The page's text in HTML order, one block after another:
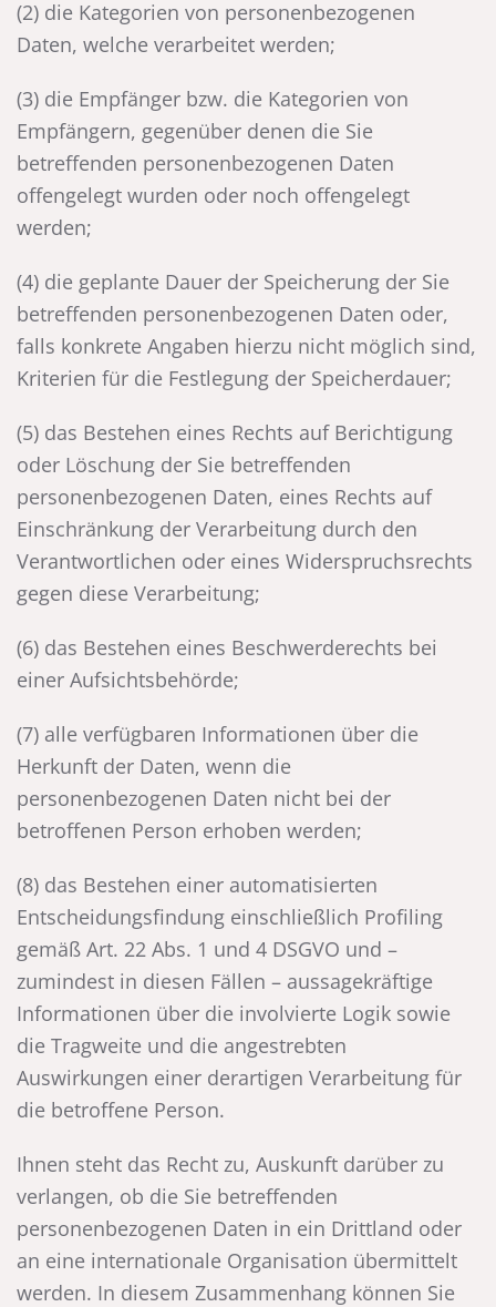
(2) die Kategorien von personenbezogenen
Daten, welche verarbeitet werden;
(3) die Empfänger bzw. die Kategorien von
Empfängern, gegenüber denen die Sie
betreffenden personenbezogenen Daten
offengelegt wurden oder noch offengelegt
werden;
(4) die geplante Dauer der Speicherung der Sie
betreffenden personenbezogenen Daten oder,
falls konkrete Angaben hierzu nicht möglich sind,
Kriterien für die Festlegung der Speicherdauer;
(5) das Bestehen eines Rechts auf Berichtigung
oder Löschung der Sie betreffenden
personenbezogenen Daten, eines Rechts auf
Einschränkung der Verarbeitung durch den
Verantwortlichen oder eines Widerspruchsrechts
gegen diese Verarbeitung;
(6) das Bestehen eines Beschwerderechts bei
einer Aufsichtsbehörde;
(7) alle verfügbaren Informationen über die
Herkunft der Daten, wenn die
personenbezogenen Daten nicht bei der
betroffenen Person erhoben werden;
(8) das Bestehen einer automatisierten
Entscheidungsfindung einschließlich Profiling
gemäß Art. 22 Abs. 1 und 4 DSGVO und –
zumindest in diesen Fällen – aussagekräftige
Informationen über die involvierte Logik sowie
die Tragweite und die angestrebten
Auswirkungen einer derartigen Verarbeitung für
die betroffene Person.
Ihnen steht das Recht zu, Auskunft darüber zu
verlangen, ob die Sie betreffenden
personenbezogenen Daten in ein Drittland oder
an eine internationale Organisation übermittelt
werden. In diesem Zusammenhang können Sie